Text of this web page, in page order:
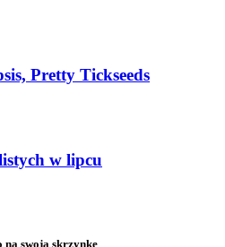
Pretty Tickseeds
w lipcu
na swoją skrzynkę